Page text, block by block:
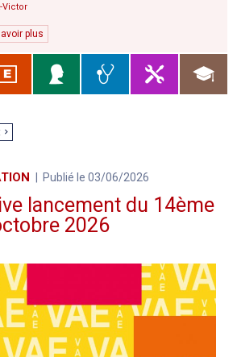
Victor
plus
Publié le 03/06/2026
lancement du 14ème
2026